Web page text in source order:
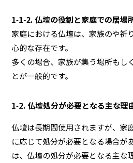
1-1-2. 仏壇の役割と家庭での居場
家庭における仏壇は、家族のや祈
心的な存在です。
多くの場合、家族が集う場所もし
とが一般的です。
1-2. 仏壇処分が必要となる主な理
仏壇は長期間使用されますが、家
に応じて処分が必要となる場合が
は、仏壇の処分が必要となる主な